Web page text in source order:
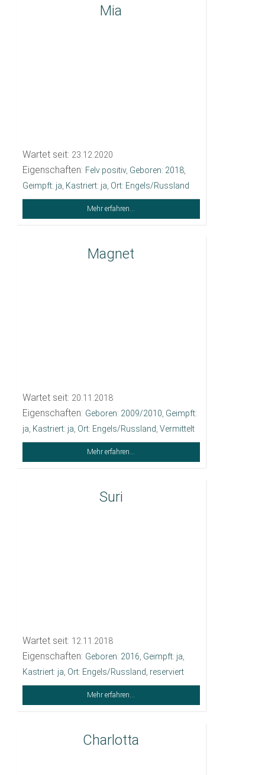
Mia
Wartet seit: 23.12.2020
Eigenschaften: Felv positiv, Geboren: 2018,
Geimpft: ja Kastriert: ja Ort: Engels/Russland
Mehr erfahren...
Magnet
Wartet seit: 20.11.2018
Eigenschaften: Geboren: 2009/2010 Geimpft:
ja Kastriert: ja Ort: Engels/Russland Vermittelt
Mehr erfahren...
Suri
Wartet seit: 12.11.2018
Eigenschaften: Geboren: 2016 Geimpft: ja
Kastriert: ja Ort: Engels/Russland reserviert
Mehr erfahren...
Charlotta